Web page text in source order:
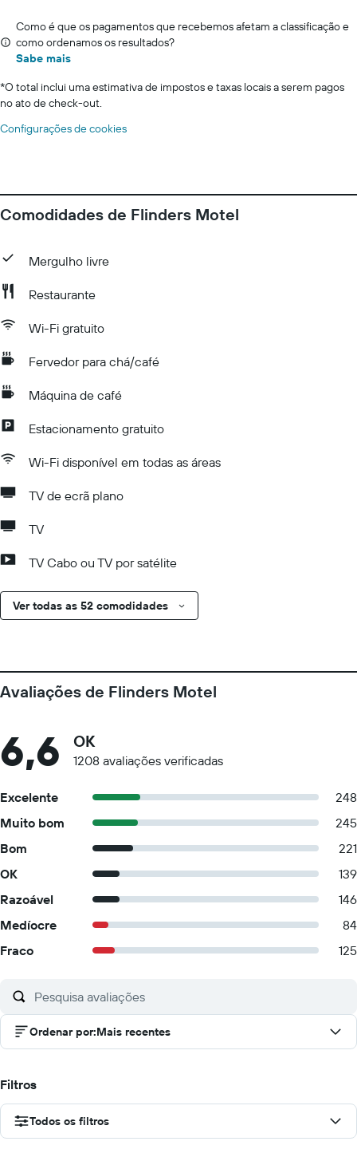
Como é que os pagamentos que recebemos afetam a classificação e
como ordenamos os resultados?
Sabe mais
*O total inclui uma estimativa de impostos e taxas locais a serem pagos
no ato de check-out.
Configurações de cookies
Comodidades de Flinders Motel
Mergulho livre
Restaurante
Wi-Fi gratuito
Fervedor para chá/café
Máquina de café
Estacionamento gratuito
Wi-Fi disponível em todas as áreas
TV de ecrã plano
TV
TV Cabo ou TV por satélite
Ver todas as 52 comodidades
Avaliações de Flinders Motel
6,6 OK
1208 avaliações verificadas
Excelente
248
Muito bom
245
Bom
221
OK
139
Razoável
146
Medíocre
84
Fraco
125
Ordenar por:Mais recentes
Filtros
Todos os filtros